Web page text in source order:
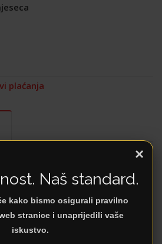
plaćanja
koji cijene udobnost i
Njen pomični naslon pruža
dodatni prostor
što je čini savršenim rešenjem
×
Naš standard.
kako bismo osigurali pravilno
stranice i unaprijedili vaše
iskustvo.